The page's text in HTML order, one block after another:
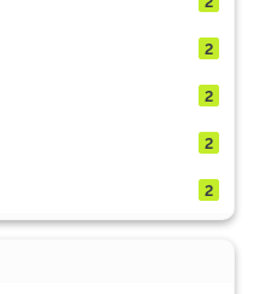
2
2
2
2